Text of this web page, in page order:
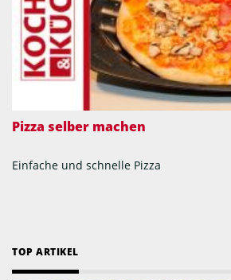
Pizza selber machen
Einfache und schnelle Pizza
TOP ARTIKEL